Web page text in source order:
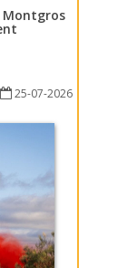
Montgros
25-07-2026